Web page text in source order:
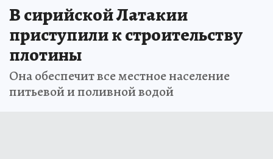
В сирийской Латакии
приступили к строительству
плотины
Она обеспечит все местное население
питьевой и поливной водой